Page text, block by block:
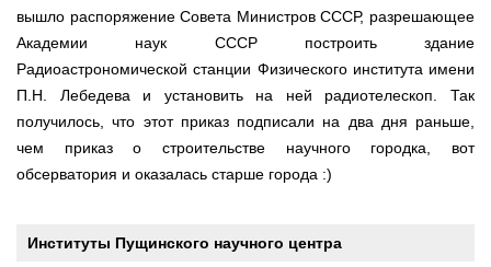
вышло распоряжение Совета Министров СССР, разрешающее
Академии наук СССР построить здание
Радиоастрономической станции Физического института имени
П.Н. Лебедева и установить на ней радиотелескоп. Так
получилось, что этот приказ подписали на два дня раньше,
чем приказ о строительстве научного городка, вот
обсерватория и оказалась старше города :)
Институты Пущинского научного центра